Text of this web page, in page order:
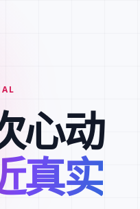
心动
真实